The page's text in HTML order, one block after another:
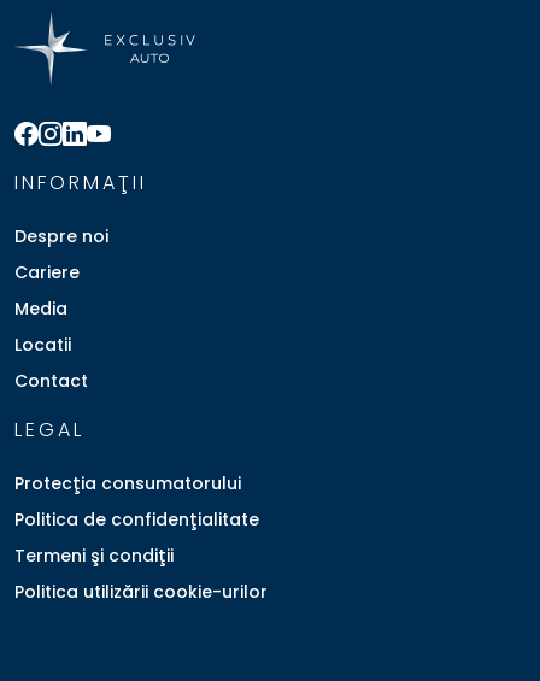
INFORMAŢII
Despre noi
Cariere
Media
Locatii
Contact
LEGAL
Protecţia consumatorului
Politica de confidenţialitate
Termeni şi condiţii
Politica utilizării cookie-urilor